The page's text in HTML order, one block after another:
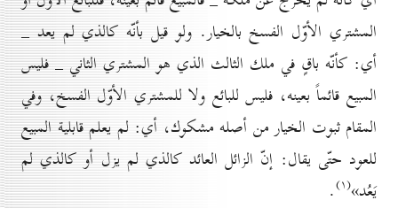
المشتري الأوّل الفسخ بالخیار. ولو قيل بأنّه كالذي لم يعد _
أي: كأنّه باقٍ في ملك الثالث الذي هو المشتري الثاني _ فليس
المبيع قائماً بعينه، فليس للبائع ولا للمشتري الأوّل الفسخ، وفي
المقام ثبوت الخيار من أصله مشكوك، أي: لم يعلم قابلية المبيع
للعود حتّى يقال: إنّ الزائل العائد كالذي لم يزل أو كالذي لم
يَعُد»(۱) .